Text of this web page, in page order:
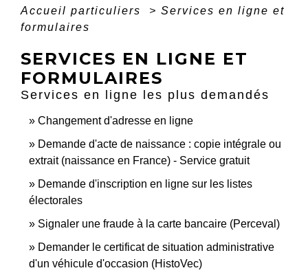
Accueil particuliers > Services en ligne et
formulaires
SERVICES EN LIGNE ET
FORMULAIRES
Services en ligne les plus demandés
Changement d'adresse en ligne
Demande d'acte de naissance : copie intégrale ou
extrait (naissance en France) - Service gratuit
Demande d'inscription en ligne sur les listes
électorales
Signaler une fraude à la carte bancaire (Perceval)
Demander le certificat de situation administrative
d'un véhicule d'occasion (HistoVec)